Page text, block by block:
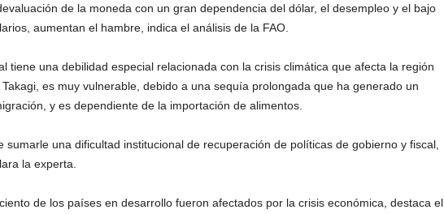
de la moneda con un gran dependencia del dólar, el desempleo y el bajo
aumentan el hambre, indica el análisis de la FAO.
tiene una debilidad especial relacionada con la crisis climática que afecta la región
es muy vulnerable, debido a una sequía prolongada que ha generado un
y es dependiente de la importación de alimentos.
sumarle una dificultad institucional de recuperación de políticas de gobierno y fiscal,
la experta.
de los países en desarrollo fueron afectados por la crisis económica, destaca el